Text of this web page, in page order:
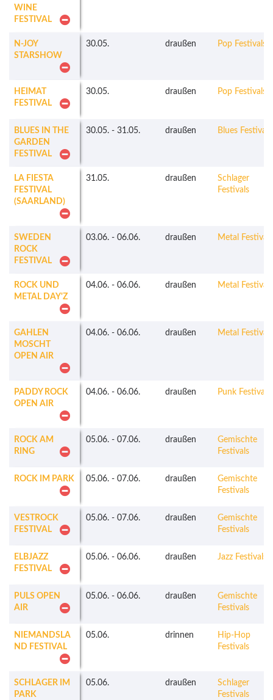
WINE
FESTIVAL
N-JOY
STARSHOW
30.05. draußen Pop Festivals
HEIMAT
FESTIVAL
30.05. draußen Pop Festivals
BLUES IN THE
GARDEN
FESTIVAL
30.05. - 31.05. draußen Blues Festivals
LA FIESTA
FESTIVAL
(SAARLAND)
31.05. draußen
Schlager
Festivals
SWEDEN
ROCK
FESTIVAL
03.06. - 06.06. draußen Metal Festivals
ROCK UND
METAL DAY'Z
04.06. - 06.06. draußen Metal Festivals
GAHLEN
MOSCHT
OPEN AIR
04.06. - 06.06. draußen Metal Festivals
PADDY ROCK
OPEN AIR
04.06. - 06.06. draußen Punk Festivals
ROCK AM
RING
05.06. - 07.06. draußen
Gemischte
Festivals
ROCK IM PARK 05.06. - 07.06. draußen
Gemischte
Festivals
VESTROCK
FESTIVAL
05.06. - 07.06. draußen
Gemischte
Festivals
ELBJAZZ
FESTIVAL
05.06. - 06.06. draußen Jazz Festivals
PULS OPEN
AIR
05.06. - 06.06. draußen
Gemischte
Festivals
NIEMANDSLA
ND FESTIVAL
05.06. drinnen
Hip-Hop
Festivals
SCHLAGER IM
PARK
05.06. draußen
Schlager
Festivals